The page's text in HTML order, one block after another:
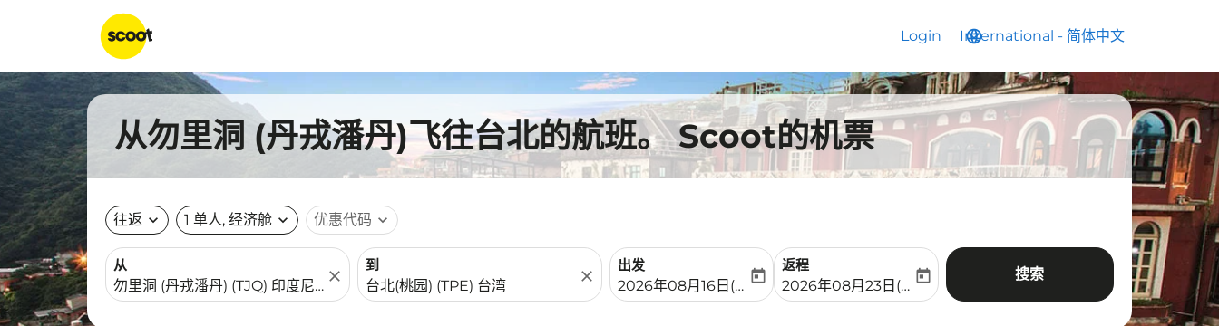
Login language
International - 简体中文
keyboard_arrow_down
从勿里洞 (丹戎潘丹)飞往台北的航班。 Scoot的机票
往返 expand_more 1 单人, 经济舱 expand_more 优惠代码 expand_more
从
close
到
close
出发
fc-booking-departure-date-aria-label
2026年08月16日(周日)
today
返程
fc-booking-return-date-aria-label
2026年08月23日(周日)
today 搜索